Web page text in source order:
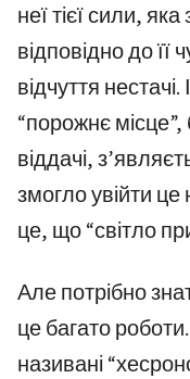
неї тієї сили,
відповідно до її
відчуття нестачі.
“порожнє
віддачі,
змогло увійти
це, що “світло
Але потрібно
це багато
називані